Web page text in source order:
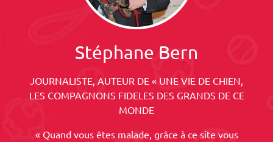
Stéphane Bern
JOURNALISTE, AUTEUR DE « UNE VIE DE CHIEN,
LES COMPAGNONS FIDELES DES GRANDS DE CE
MONDE
« Quand vous êtes malade, grâce à ce site vous